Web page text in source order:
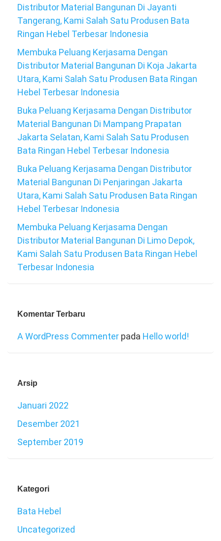
Distributor Material Bangunan Di Jayanti
Tangerang, Kami Salah Satu Produsen Bata
Ringan Hebel Terbesar Indonesia
Membuka Peluang Kerjasama Dengan
Distributor Material Bangunan Di Koja Jakarta
Utara, Kami Salah Satu Produsen Bata Ringan
Hebel Terbesar Indonesia
Buka Peluang Kerjasama Dengan Distributor
Material Bangunan Di Mampang Prapatan
Jakarta Selatan, Kami Salah Satu Produsen
Bata Ringan Hebel Terbesar Indonesia
Buka Peluang Kerjasama Dengan Distributor
Material Bangunan Di Penjaringan Jakarta
Utara, Kami Salah Satu Produsen Bata Ringan
Hebel Terbesar Indonesia
Membuka Peluang Kerjasama Dengan
Distributor Material Bangunan Di Limo Depok,
Kami Salah Satu Produsen Bata Ringan Hebel
Terbesar Indonesia
Komentar Terbaru
A WordPress Commenter pada Hello world!
Arsip
Januari 2022
Desember 2021
September 2019
Kategori
Bata Hebel
Uncategorized